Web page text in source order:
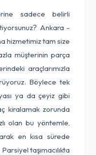
sadece belirli
Ankara -
hizmetimiz tam size
müşterinin parça
araçlarımızla
Böylece tek
ya da çeyiz gibi
kiralamak zorunda
olan bu yöntemle,
en kısa sürede
Parsiyel taşımacılıkta